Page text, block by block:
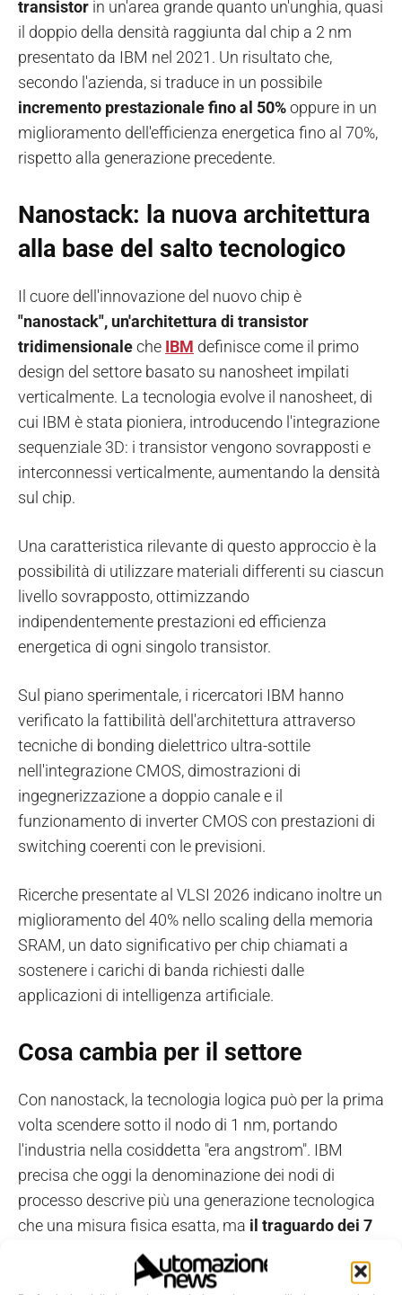
transistor in un'area grande quanto un'unghia, quasi
il doppio della densità raggiunta dal chip a 2 nm
presentato da IBM nel 2021. Un risultato che,
secondo l'azienda, si traduce in un possibile
incremento prestazionale fino al 50%oppure in un
miglioramento dell'efficienza energetica fino al 70%,
rispetto alla generazione precedente.
Nanostack: la nuova architettura
alla base del salto tecnologico
Il cuore dell'innovazione del nuovo chip è
"nanostack", un'architettura di transistor
tridimensionaleche IBM definisce come il primo
design del settore basato su nanosheet impilati
verticalmente. La tecnologia evolve il nanosheet, di
cui IBM è stata pioniera, introducendo l'integrazione
sequenziale 3D: i transistor vengono sovrapposti e
interconnessi verticalmente, aumentando la densità
sul chip.
Una caratteristica rilevante di questo approccio è la
possibilità di utilizzare materiali differenti su ciascun
livello sovrapposto, ottimizzando
indipendentemente prestazioni ed efficienza
energetica di ogni singolo transistor.
Sul piano sperimentale, i ricercatori IBM hanno
verificato la fattibilità dell'architettura attraverso
tecniche di bonding dielettrico ultra-sottile
nell'integrazione CMOS, dimostrazioni di
ingegnerizzazione a doppio canale e il
funzionamento di inverter CMOS con prestazioni di
switching coerenti con le previsioni.
Ricerche presentate al VLSI 2026 indicano inoltre un
miglioramento del 40% nello scaling della memoria
SRAM, un dato significativo per chip chiamati a
sostenere i carichi di banda richiesti dalle
applicazioni di intelligenza artificiale.
Cosa cambia per il settore
Con nanostack, la tecnologia logica può per la prima
volta scendere sotto il nodo di 1 nm, portando
l'industria nella cosiddetta "era angstrom". IBM
precisa che oggi la denominazione dei nodi di
processo descrive più una generazione tecnologica
che una misura fisica esatta, ma il traguardo dei 7
angstrom resta un indicatore concreto
miniaturizzazioneancora disponibili. Sulla base